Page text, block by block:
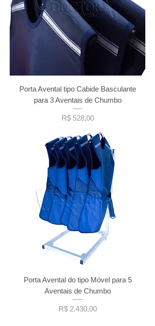
Porta Avental tipo Cabide Basculante
para 3 Aventais de Chumbo
Preço
R$ 528,00
Porta Avental do tipo Móvel para 5
Aventais de Chumbo
Preço
R$ 2.430,00